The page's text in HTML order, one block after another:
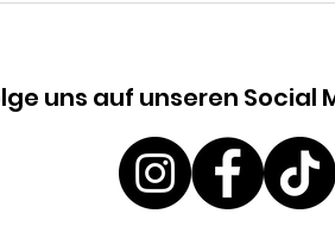
uns auf unseren Social